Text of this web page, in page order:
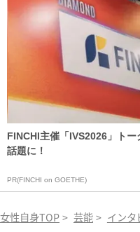
FINCHI主催「IVS2026」トー
話題に！
PR(FINCHI on GOETHE)
女性自身TOP > 芸能 > インタ